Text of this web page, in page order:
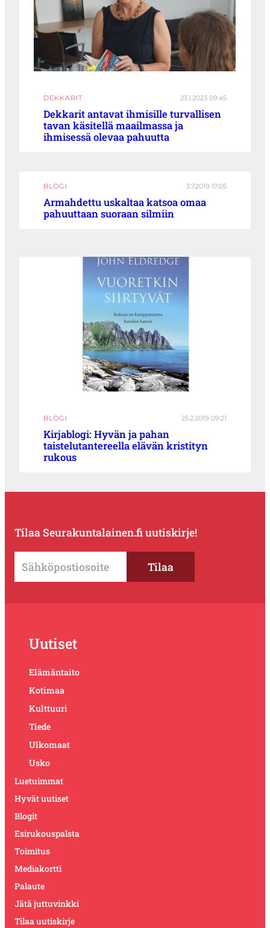
DEKKARIT 23.1.2023 09:45
Dekkarit antavat ihmisille turvallisen
tavan käsitellä maailmassa ja
ihmisessä olevaa pahuutta
BLOGI 3.7.2019 17:05
Armahdettu uskaltaa katsoa omaa
pahuuttaan suoraan silmiin
BLOGI 25.2.2019 09:21
Kirjablogi: Hyvän ja pahan
taistelutantereella elävän kristityn
rukous
Tilaa Seurakuntalainen.fi uutiskirje!
Uutiset
Elämäntaito
Kotimaa
Kulttuuri
Tiede
Ulkomaat
Usko
Luetuimmat
Hyvät uutiset
Blogit
Esirukouspalsta
Toimitus
Mediakortti
Palaute
Jätä juttuvinkki
Tilaa uutiskirje